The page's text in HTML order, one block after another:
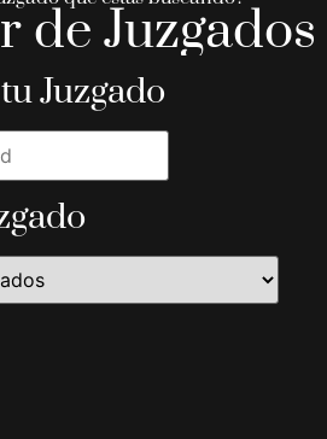
de Juzgados
Juzgado